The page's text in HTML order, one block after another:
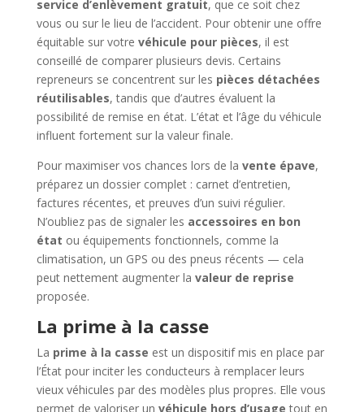
service d’enlèvement gratuit, que ce soit chez
vous ou sur le lieu de l’accident. Pour obtenir une offre
équitable sur votre véhicule pour pièces, il est
conseillé de comparer plusieurs devis. Certains
repreneurs se concentrent sur les pièces détachées
réutilisables, tandis que d’autres évaluent la
possibilité de remise en état. L’état et l’âge du véhicule
influent fortement sur la valeur finale.
Pour maximiser vos chances lors de la vente épave,
préparez un dossier complet : carnet d’entretien,
factures récentes, et preuves d’un suivi régulier.
N’oubliez pas de signaler les accessoires en bon
état ou équipements fonctionnels, comme la
climatisation, un GPS ou des pneus récents — cela
peut nettement augmenter la valeur de reprise
proposée.
La prime à la casse
La prime à la casse est un dispositif mis en place par
l’État pour inciter les conducteurs à remplacer leurs
vieux véhicules par des modèles plus propres. Elle vous
permet de valoriser un véhicule hors d’usage tout en